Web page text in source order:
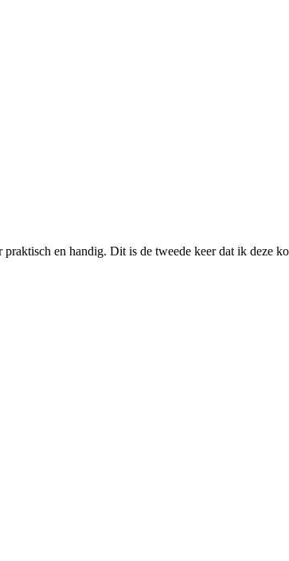
en handig. Dit is de tweede keer dat ik deze